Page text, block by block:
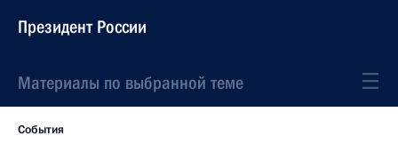
Президент России
Материалы по выбранной теме
События